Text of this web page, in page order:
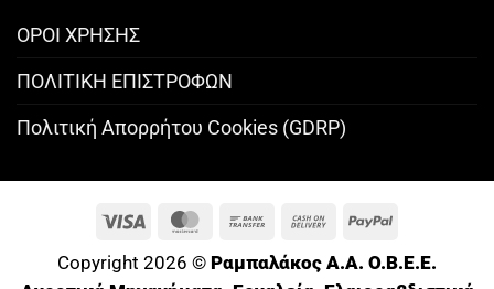
ΟΡΟΙ ΧΡΗΣΗΣ
ΠΟΛΙΤΙΚΗ ΕΠΙΣΤΡΟΦΩΝ
Πολιτική Απορρήτου Cookies (GDRP)
Visa MasterCard
Bank
Cash
PayPal
Copyright 2026 © Ραμπαλάκος A.A. O.B.E.E.